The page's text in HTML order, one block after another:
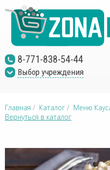
8-771-838-54-44
Выбор учреждения
Главная / Каталог / Меню
Вернуться в каталог